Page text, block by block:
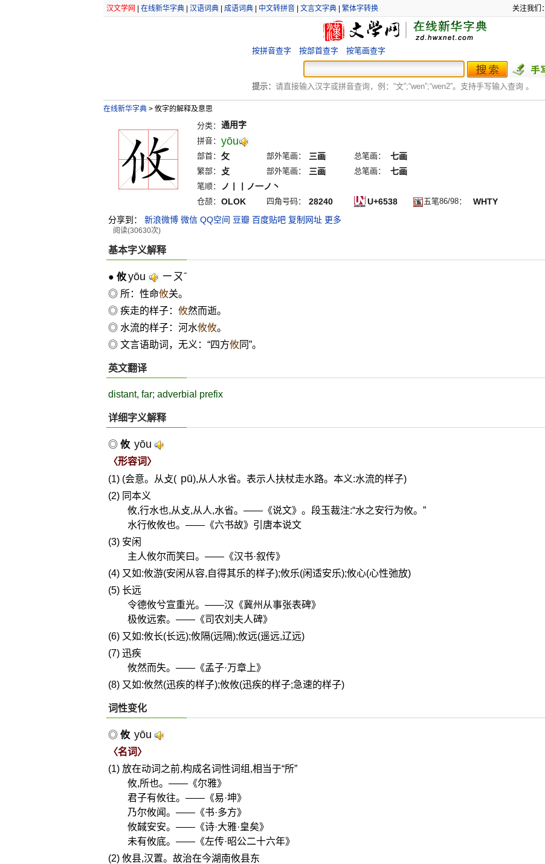
汉文学网 在线新华字典| 汉语词典| 成语词典| 中文转拼音| 文言文字典| 繁体字转换 关注我们：
按拼音查字 按部首查字 按笔画查字
提示： 请直接输入汉字或拼音查询，例：“文”;“wen”;“wen2”。支持手写输入查询 。
在线新华字典 >攸字的解释及意思
分类： 通用字
拼音： yōu
部首： 攵 部外笔画： 三画 总笔画： 七画
繁部： 攴 部外笔画： 三画 总笔画： 七画
笔顺： ノ丨丨ノ一ノ丶
仓颉： OLOK 四角号码： 28240 U+6538 五笔86/98：
WHTY
分享到：
新浪微博 微信 QQ空间 豆瓣 百度贴吧 复制网址 更多
阅读(30630次)
基本字义解释
● 攸 yōu ㄧㄡˉ
◎ 所：性命攸关。
◎ 疾走的样子： 攸然而逝。
◎ 水流的样子：河水攸攸。
◎ 文言语助词，无义：“四方攸同”。
英文翻译
distant, far; adverbial prefix
详细字义解释
◎ 攸 yōu
〈形容词〉
(1) (会意。从攴( pū),从人水省。表示人扶杖走水路。本义:水流的样子)
(2) 同本义
攸,行水也,从攴,从人,水省。——《说文》。段玉裁注:“水之安行为攸。”
水行攸攸也。——《六书故》引唐本说文
(3) 安闲
主人攸尔而笑曰。——《汉书·叙传》
(4) 又如:攸游(安闲从容,自得其乐的样子);攸乐(闲适安乐);攸心(心性弛放)
(5) 长远
令德攸兮宣重光。——汉《冀州从事张表碑》
极攸远索。——《司农刘夫人碑》
(6) 又如:攸长(长远);攸隔(远隔);攸远(遥远,辽远)
(7) 迅疾
攸然而失。——《孟子·万章上》
(8) 又如:攸然(迅疾的样子);攸攸(迅疾的样子;急速的样子)
词性变化
◎ 攸 yōu
〈名词〉
(1) 放在动词之前,构成名词性词组,相当于“所”
攸,所也。——《尔雅》
君子有攸往。——《易·坤》
乃尔攸闻。——《书·多方》
攸馘安安。——《诗·大雅·皇矣》
未有攸底。——《左传·昭公二十六年》
(2) 攸县,汉置。故治在今湖南攸县东